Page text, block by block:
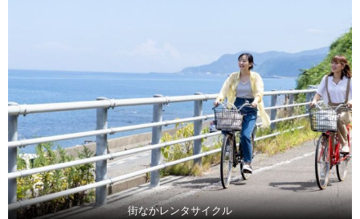
街なかレンタサイクル